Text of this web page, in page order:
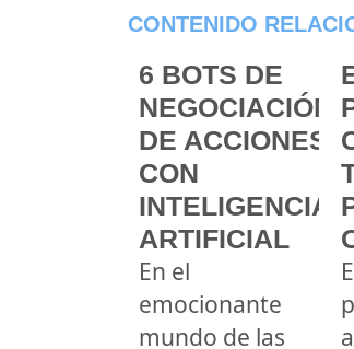
CONTENIDO
6 BOTS DE
NEGOCIACIÓN
DE ACCIONES
CON
INTELIGENCIA
ARTIFICIAL
En el
emocionante
mundo de las